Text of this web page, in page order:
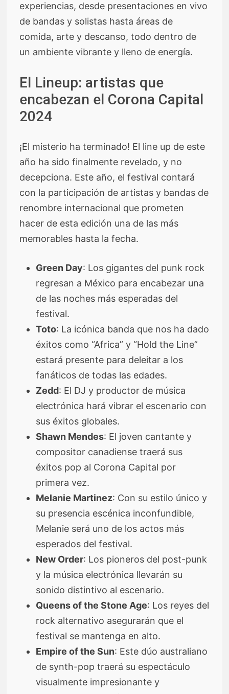
experiencias, desde presentaciones en vivo
de bandas y solistas hasta áreas de
comida, arte y descanso, todo dentro de
un ambiente vibrante y lleno de energía.
El Lineup: artistas que
encabezan el Corona Capital
2024
¡El misterio ha terminado! El line up de este
año ha sido finalmente revelado, y no
decepciona. Este año, el festival contará
con la participación de artistas y bandas de
renombre internacional que prometen
hacer de esta edición una de las más
memorables hasta la fecha.
Green Day: Los gigantes del punk rock
regresan a México para encabezar una
de las noches más esperadas del
festival.
Toto: La icónica banda que nos ha dado
éxitos como “Africa” y “Hold the Line”
estará presente para deleitar a los
fanáticos de todas las edades.
Zedd: El DJ y productor de música
electrónica hará vibrar el escenario con
sus éxitos globales.
Shawn Mendes: El joven cantante y
compositor canadiense traerá sus
éxitos pop al Corona Capital por
primera vez.
Melanie Martinez: Con su estilo único y
su presencia escénica inconfundible,
Melanie será uno de los actos más
esperados del festival.
New Order: Los pioneros del post-punk
y la música electrónica llevarán su
sonido distintivo al escenario.
Queens of the Stone Age: Los reyes del
rock alternativo asegurarán que el
festival se mantenga en alto.
Empire of the Sun: Este dúo australiano
de synth-pop traerá su espectáculo
visualmente impresionante y